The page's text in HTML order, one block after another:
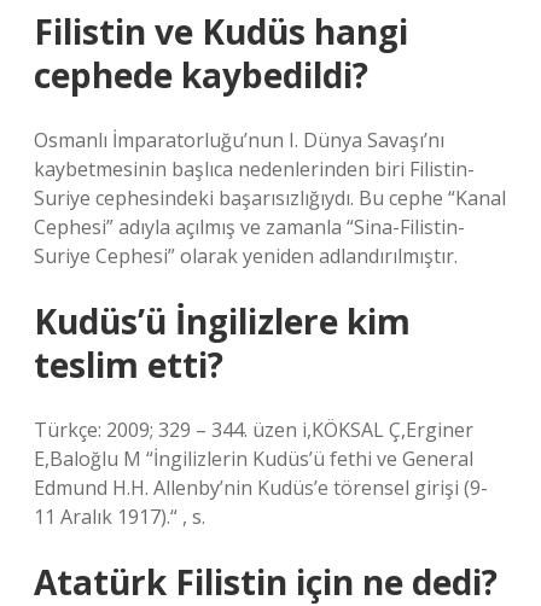
Filistin ve Kudüs hangi
cephede kaybedildi?
Osmanlı İmparatorluğu’nun I. Dünya Savaşı’nı
kaybetmesinin başlıca nedenlerinden biri Filistin-
Suriye cephesindeki başarısızlığıydı. Bu cephe “Kanal
Cephesi” adıyla açılmış ve zamanla “Sina-Filistin-
Suriye Cephesi” olarak yeniden adlandırılmıştır.
Kudüs’ü İngilizlere kim
teslim etti?
Türkçe: 2009; 329 – 344. üzen i,KÖKSAL Ç,Erginer
E,Baloğlu M “İngilizlerin Kudüs’ü fethi ve General
Edmund H.H. Allenby’nin Kudüs’e törensel girişi (9-
11 Aralık 1917).“ , s.
Atatürk Filistin için ne dedi?